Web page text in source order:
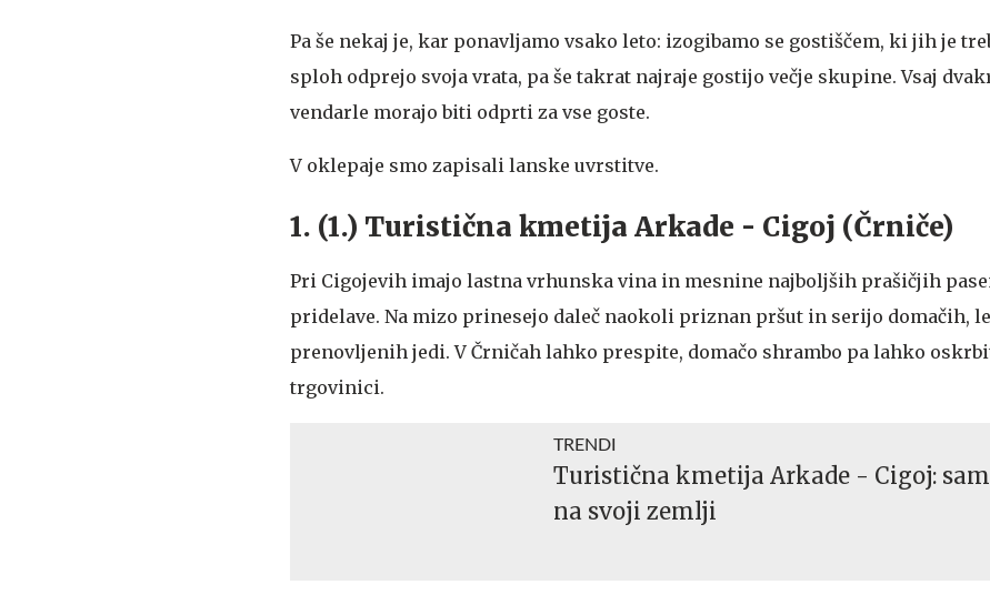
Pa še nekaj je, kar ponavljamo vsako leto: izogibamo se gostiščem, ki jih je
sploh odprejo svoja vrata, pa še takrat najraje gostijo večje skupine. Vsaj
vendarle morajo biti odprti za vse goste.
V oklepaje smo zapisali lanske uvrstitve.
1. (1.) Turistična kmetija Arkade - Cigoj (Črniče)
Pri Cigojevih imajo lastna vrhunska vina in mesnine najboljših prašičjih
pridelave. Na mizo prinesejo daleč naokoli priznan pršut in serijo domačih,
prenovljenih jedi. V Črničah lahko prespite, domačo shrambo pa lahko
trgovinici.
TRENDI
Turistična kmetija Arkade - Cigoj:
na svoji zemlji